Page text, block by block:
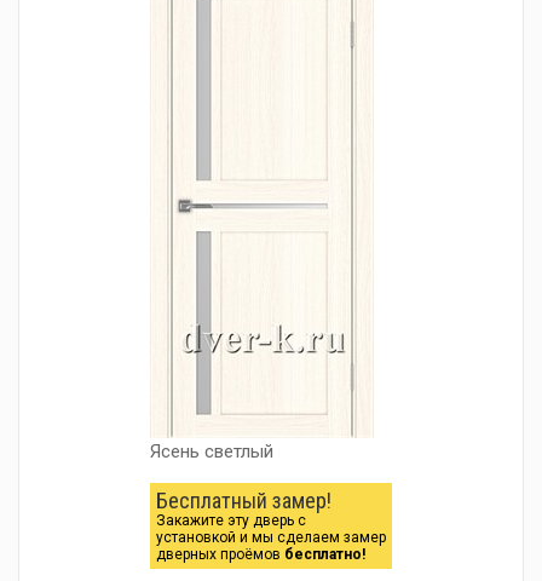
Ясень светлый
Бесплатный замер!
Закажите эту дверь с
установкой и мы сделаем замер
дверных проёмов бесплатно!